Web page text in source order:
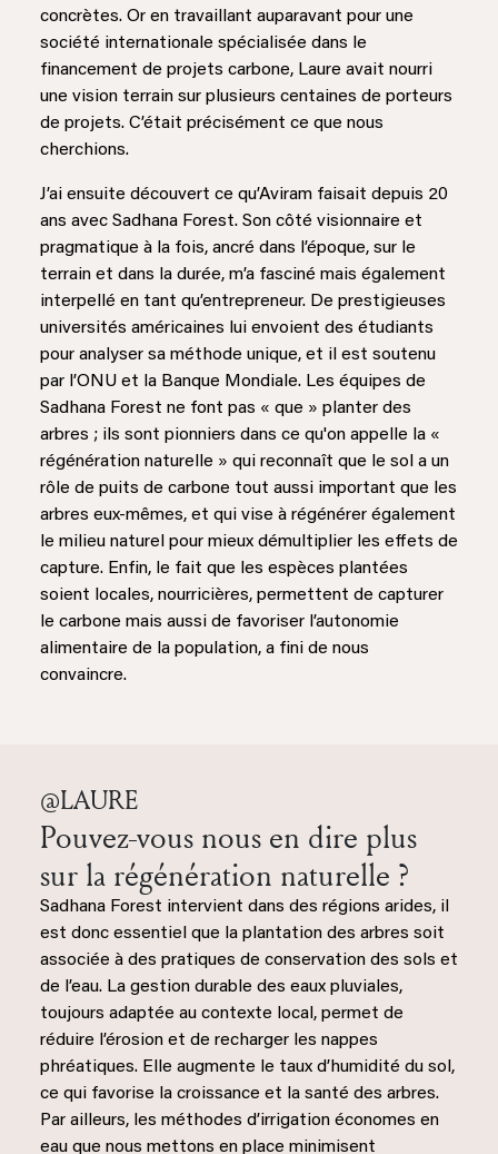
concrètes. Or en travaillant auparavant pour une
société internationale spécialisée dans le
financement de projets carbone, Laure avait nourri
une vision terrain sur plusieurs centaines de porteurs
de projets. C’était précisément ce que nous
cherchions.
J’ai ensuite découvert ce qu’Aviram faisait depuis 20
ans avec Sadhana Forest. Son côté visionnaire et
pragmatique à la fois, ancré dans l’époque, sur le
terrain et dans la durée, m’a fasciné mais également
interpellé en tant qu’entrepreneur. De prestigieuses
universités américaines lui envoient des étudiants
pour analyser sa méthode unique, et il est soutenu
par l’ONU et la Banque Mondiale. Les équipes de
Sadhana Forest ne font pas « que » planter des
arbres ; ils sont pionniers dans ce qu'on appelle la «
régénération naturelle » qui reconnaît que le sol a un
rôle de puits de carbone tout aussi important que les
arbres eux-mêmes, et qui vise à régénérer également
le milieu naturel pour mieux démultiplier les effets de
capture. Enfin, le fait que les espèces plantées
soient locales, nourricières, permettent de capturer
le carbone mais aussi de favoriser l’autonomie
alimentaire de la population, a fini de nous
convaincre.
@LAURE
Pouvez-vous nous en dire plus
sur la régénération naturelle ?
Sadhana Forest intervient dans des régions arides, il
est donc essentiel que la plantation des arbres soit
associée à des pratiques de conservation des sols et
de l’eau. La gestion durable des eaux pluviales,
toujours adaptée au contexte local, permet de
réduire l’érosion et de recharger les nappes
phréatiques. Elle augmente le taux d’humidité du sol,
ce qui favorise la croissance et la santé des arbres.
Par ailleurs, les méthodes d’irrigation économes en
eau que nous mettons en place minimisent